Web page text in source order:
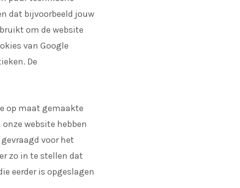
dat bijvoorbeeld jouw
om de website
van Google
De
op maat gemaakte
website hebben
voor het
zo in te stellen dat
eerder is opgeslagen